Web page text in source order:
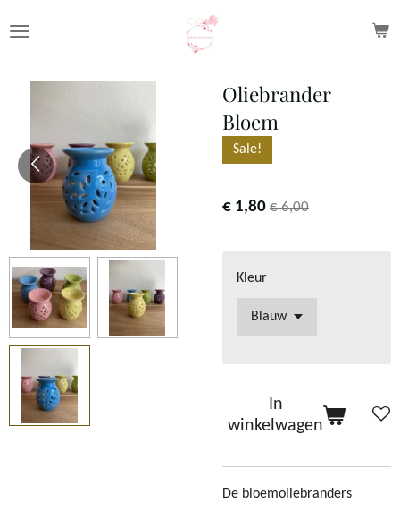
Oliebrander
Bloem
Sale!
€ 1,80 € 6,00
Kleur
In
winkelwagen
De bloemoliebranders